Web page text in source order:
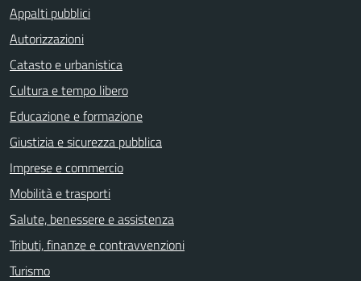
Appalti pubblici
Autorizzazioni
Catasto e urbanistica
Cultura e tempo libero
Educazione e formazione
Giustizia e sicurezza pubblica
Imprese e commercio
Mobilità e trasporti
Salute, benessere e assistenza
Tributi, finanze e contravvenzioni
Turismo